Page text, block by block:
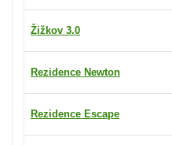
Žižkov 3.0
Rezidence Newton
Rezidence Escape